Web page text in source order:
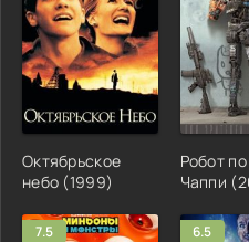
Октябрьское
небо (1999)
Робот
Чаппи
7.5 6.5